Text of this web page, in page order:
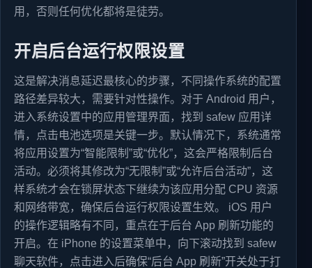
用，否则任何优化都将是徒劳。
开启后台运行权限设置
这是解决消息延迟最核心的步骤，不同操作系统的配置
路径差异较大，需要针对性操作。对于 Android 用户，
进入系统设置中的应用管理界面，找到 safew 应用详
情，点击电池选项是关键一步。默认情况下，系统通常
将应用设置为“智能限制”或“优化”，这会严格限制后台
活动。必须将其修改为“无限制”或“允许后台活动”，这
样系统才会在锁屏状态下继续为该应用分配 CPU 资源
和网络带宽，确保后台运行权限设置生效。 iOS 用户
的操作逻辑略有不同，重点在于后台 App 刷新功能的
开启。在 iPhone 的设置菜单中，向下滚动找到 safew
聊天软件，点击进入后确保“后台 App 刷新”开关处于打